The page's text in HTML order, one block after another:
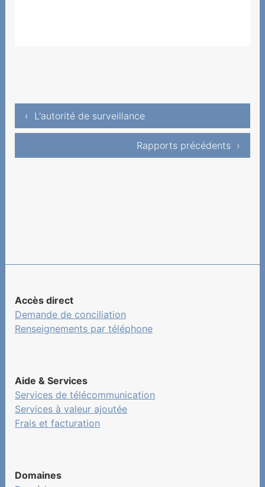
‹ L'autorité de surveillance
Rapports précédents ›
Accès direct
Demande de conciliation
Renseignements par téléphone
Aide & Services
Services de télécommunication
Services à valeur ajoutée
Frais et facturation
Domaines